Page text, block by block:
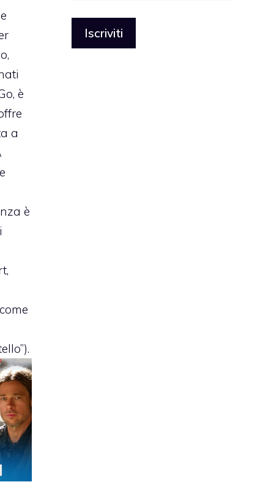
è
a
è